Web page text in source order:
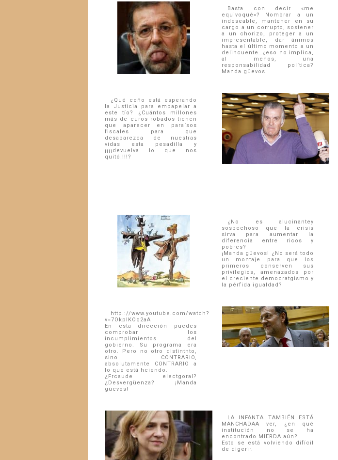
Basta con decir «me
equivoqué»? Nombrar a un
indeseable, mantener en su
cargo a un corrupto, sostener
a un chorizo, proteger a un
impresentable, dar ánimos
hasta el último momento a un
delincuente…¿eso no implica,
al menos, una
responsabilidad polí­tica?
Manda güevos.
¿Qué coño está esperando
la Justicia para empapelar a
este tío? ¿Cuántos millones
más de euros robados tienen
que aparecer en paraí­sos
fiscales para que
desaparezca de nuestras
vidas esta pesadilla y
¡¡¡¡devuelva lo que nos
quitó!!!!?
¿No es alucinantey
sospechoso que la crisis
sirva para aumentar la
diferencia entre ricos y
pobres?
¡Manda güevos! ¿No será todo
un montaje para que los
primeros conserven sus
privilegios, amenazados por
el creciente democratgismo y
la pérfida igualdad?
http.://www.youtube.com/watch?
v=7OkpIKOq2aA
En esta dirección puedes
comprobar los
incumplimientos del
gobierno. Su programa era
otro. Pero no otro distintnto,
sino CONTRARIO,
absolutamente CONTRARIO a
lo que está hciendo.
¿Frcaude electgoral?
¿Desvergüenza? ¡Manda
güevos!
LA INFANTA TAMBIÉN ESTÁ
MANCHADAA ver, ¿en qué
institución no se ha
encontrado MIERDA aún?
Esto se está volviendo difícil
de digerir.